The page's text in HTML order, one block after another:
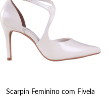
Scarpin Feminino com Fivela